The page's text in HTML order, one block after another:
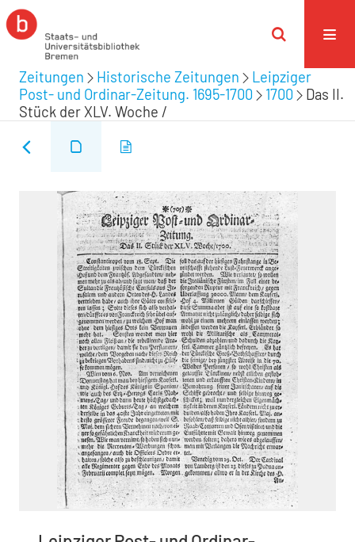
Zeitungen Historische Zeitungen
Leipziger
Post- und Ordinar-Zeitung. 1695-1700
1700
Das II.
Stück der XLV. Woche /